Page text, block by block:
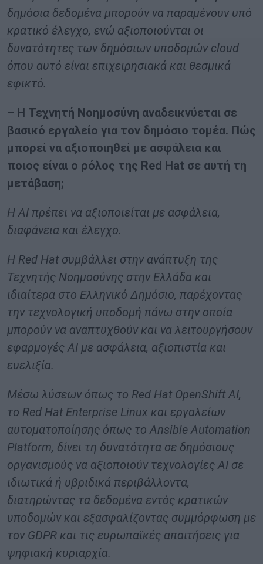
δημόσια δεδομένα μπορούν να παραμένουν υπό
κρατικό έλεγχο, ενώ αξιοποιούνται οι
δυνατότητες των δημόσιων υποδομών cloud
όπου αυτό είναι επιχειρησιακά και θεσμικά
εφικτό.
– Η Τεχνητή Νοημοσύνη αναδεικνύεται σε
βασικό εργαλείο για τον δημόσιο τομέα. Πώς
μπορεί να αξιοποιηθεί με ασφάλεια και
ποιος είναι ο ρόλος της Red Hat σε αυτή τη
μετάβαση;
Η AI πρέπει να αξιοποιείται με ασφάλεια,
διαφάνεια και έλεγχο.
Η Red Hat συμβάλλει στην ανάπτυξη της
Τεχνητής Νοημοσύνης στην Ελλάδα και
ιδιαίτερα στο Ελληνικό Δημόσιο, παρέχοντας
την τεχνολογική υποδομή πάνω στην οποία
μπορούν να αναπτυχθούν και να λειτουργήσουν
εφαρμογές AI με ασφάλεια, αξιοπιστία και
ευελιξία.
Μέσω λύσεων όπως το Red Hat OpenShift AI,
το Red Hat Enterprise Linux και εργαλείων
αυτοματοποίησης όπως το Ansible Automation
Platform, δίνει τη δυνατότητα σε δημόσιους
οργανισμούς να αξιοποιούν τεχνολογίες AI σε
ιδιωτικά ή υβριδικά περιβάλλοντα,
διατηρώντας τα δεδομένα εντός κρατικών
υποδομών και εξασφαλίζοντας συμμόρφωση με
τον GDPR και τις ευρωπαϊκές απαιτήσεις για
ψηφιακή κυριαρχία.